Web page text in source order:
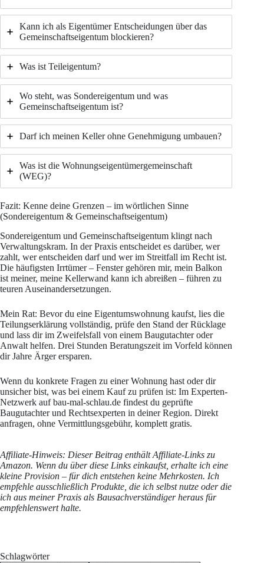
Kann ich als Eigentümer Entscheidungen über das
Gemeinschaftseigentum blockieren?
Was ist Teileigentum?
Wo steht, was Sondereigentum und was
Gemeinschaftseigentum ist?
Darf ich meinen Keller ohne Genehmigung umbauen?
Was ist die Wohnungseigentümergemeinschaft
(WEG)?
Fazit: Kenne deine Grenzen – im wörtlichen Sinne
(Sondereigentum & Gemeinschaftseigentum)
Sondereigentum und Gemeinschaftseigentum klingt nach
Verwaltungskram. In der Praxis entscheidet es darüber, wer
zahlt, wer entscheiden darf und wer im Streitfall im Recht ist.
Die häufigsten Irrtümer – Fenster gehören mir, mein Balkon
ist meiner, meine Kellerwand kann ich abreißen – führen zu
teuren Auseinandersetzungen.
Mein Rat: Bevor du eine Eigentumswohnung kaufst, lies die
Teilungserklärung vollständig, prüfe den Stand der Rücklage
und lass dir im Zweifelsfall von einem Baugutachter oder
Anwalt helfen. Drei Stunden Beratungszeit im Vorfeld können
dir Jahre Ärger ersparen.
Wenn du konkrete Fragen zu einer Wohnung hast oder dir
unsicher bist, was bei einem Kauf zu prüfen ist: Im Experten-
Netzwerk auf bau-mal-schlau.de findest du geprüfte
Baugutachter und Rechtsexperten in deiner Region. Direkt
anfragen, ohne Vermittlungsgebühr, komplett gratis.
Affiliate-Hinweis: Dieser Beitrag enthält Affiliate-Links zu
Amazon. Wenn du über diese Links einkaufst, erhalte ich eine
kleine Provision – für dich entstehen keine Mehrkosten. Ich
empfehle ausschließlich Produkte, die ich selbst nutze oder die
ich aus meiner Praxis als Bausachverständiger heraus für
empfehlenswert halte.
Schlagwörter